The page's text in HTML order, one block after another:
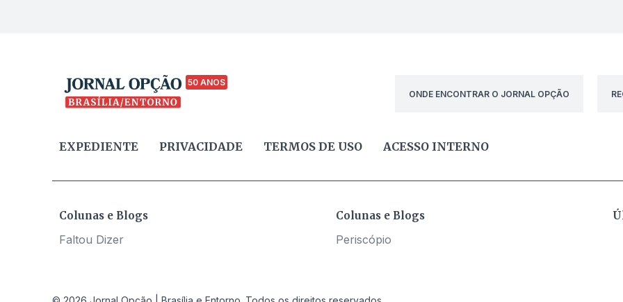
50 ANOS
ONDE ENCONTRAR O JORNAL OPÇÃO
EXPEDIENTE PRIVACIDADE TERMOS DE USO ACESSO INTERNO
Colunas e Blogs
Faltou Dizer
Colunas e Blogs
Periscópio